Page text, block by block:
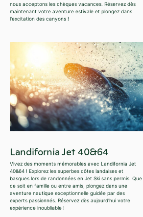
nous acceptons les chèques vacances. Réservez dès
maintenant votre aventure estivale et plongez dans
l'excitation des canyons !
Landifornia Jet 40&64
Vivez des moments mémorables avec Landifornia Jet
40&64 ! Explorez les superbes côtes landaises et
basques lors de randonnées en Jet Ski sans permis. Que
ce soit en famille ou entre amis, plongez dans une
aventure nautique exceptionnelle guidée par des
experts passionnés. Réservez dès aujourd'hui votre
expérience inoubliable !